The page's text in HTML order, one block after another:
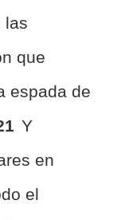
las
que
espada de
Y
en
el